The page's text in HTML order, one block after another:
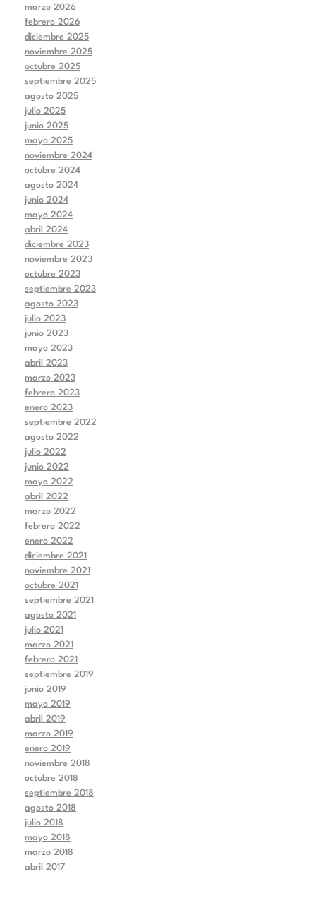
marzo 2026
febrero 2026
diciembre 2025
noviembre 2025
octubre 2025
septiembre 2025
agosto 2025
julio 2025
junio 2025
mayo 2025
noviembre 2024
octubre 2024
agosto 2024
junio 2024
mayo 2024
abril 2024
diciembre 2023
noviembre 2023
octubre 2023
septiembre 2023
agosto 2023
julio 2023
junio 2023
mayo 2023
abril 2023
marzo 2023
febrero 2023
enero 2023
septiembre 2022
agosto 2022
julio 2022
junio 2022
mayo 2022
abril 2022
marzo 2022
febrero 2022
enero 2022
diciembre 2021
noviembre 2021
octubre 2021
septiembre 2021
agosto 2021
julio 2021
marzo 2021
febrero 2021
septiembre 2019
junio 2019
mayo 2019
abril 2019
marzo 2019
enero 2019
noviembre 2018
octubre 2018
septiembre 2018
agosto 2018
julio 2018
mayo 2018
marzo 2018
abril 2017